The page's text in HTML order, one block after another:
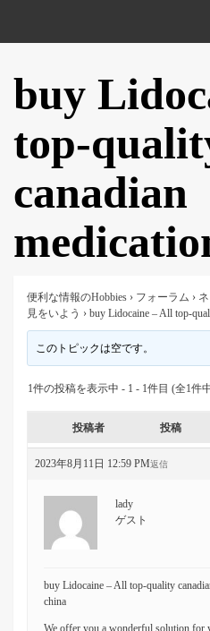
buy
top-
canadian
便利な情報のHobbies › フォーラム ›
見をいよう › buy Lidocaine – All top-
このトピックは空です。
1件の投稿を表示中 - 1 - 1件目 (全1件
投稿者 投稿
2023年8月11日 12:59 PM返信
lady
ゲスト
buy Lidocaine – All top-quality
china
We offer you a wonderful solution